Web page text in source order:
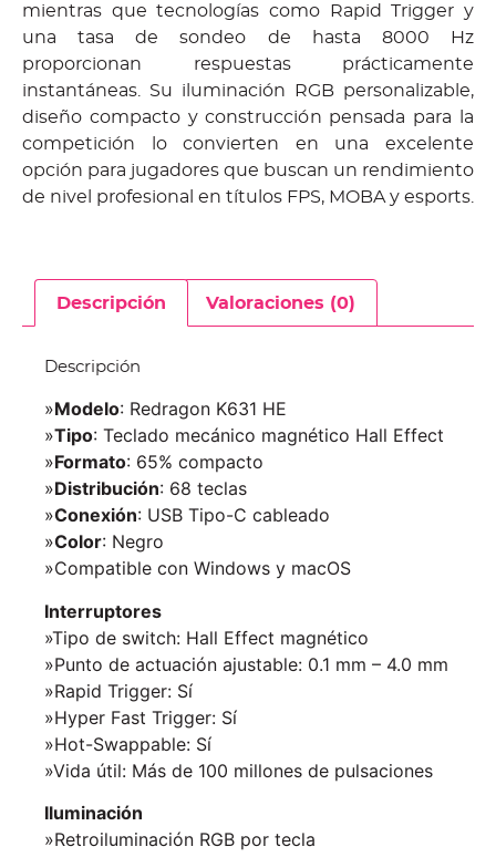
mientras que tecnologías como Rapid Trigger y
una tasa de sondeo de hasta 8000 Hz
proporcionan respuestas prácticamente
instantáneas. Su iluminación RGB personalizable,
diseño compacto y construcción pensada para la
competición lo convierten en una excelente
opción para jugadores que buscan un rendimiento
de nivel profesional en títulos FPS, MOBA y esports.
Descripción Valoraciones (0)
Descripción
»Modelo: Redragon K631 HE
»Tipo: Teclado mecánico magnético Hall Effect
»Formato: 65% compacto
»Distribución: 68 teclas
»Conexión: USB Tipo-C cableado
»Color: Negro
»Compatible con Windows y macOS
Interruptores
»Tipo de switch: Hall Effect magnético
»Punto de actuación ajustable: 0.1 mm – 4.0 mm
»Rapid Trigger: Sí
»Hyper Fast Trigger: Sí
»Hot-Swappable: Sí
»Vida útil: Más de 100 millones de pulsaciones
Iluminación
»Retroiluminación RGB por tecla